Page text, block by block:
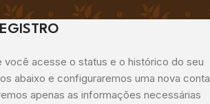
acesse o status e o histórico do seu
abaixo e configuraremos uma nova conta
apenas as informações necessárias